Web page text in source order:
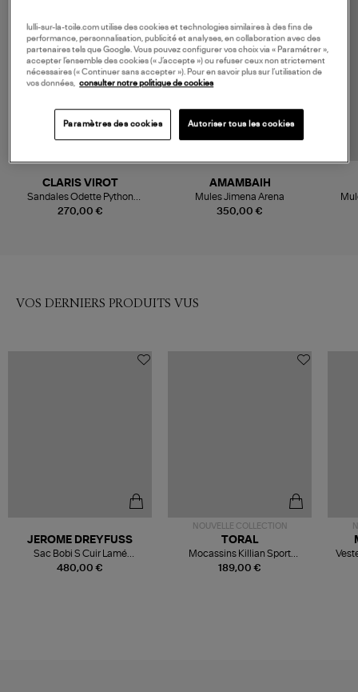
270,00 €
CLARIS VIROT
Sandales Odette Python
Terracotta
350,00 €
AMAMBAIH
Mules Jimena Arena
VOS DERNIERS PRODUITS VUS
480,00 €
JEROME DREYFUSS
Sac Bobi S Cuir Lamé
Champagne
NOUVELLE COLLECTION
189,00 €
TORAL
Mocassins Killian Sport
Mousse
lulli-sur-la-toile.com utilise des cookies et technologies similaires à des fins de
performance, personnalisation, publicité et analyses, en collaboration avec des
partenaires tels que Google. Vous pouvez configurer vos choix via « Paramétrer »,
accepter l’ensemble des cookies (« J’accepte ») ou refuser ceux non strictement
nécessaires (« Continuer sans accepter »). Pour en savoir plus sur l’utilisation de
vos données, consulter notre politique de cookies
Paramètres des cookies Autoriser tous les cookies